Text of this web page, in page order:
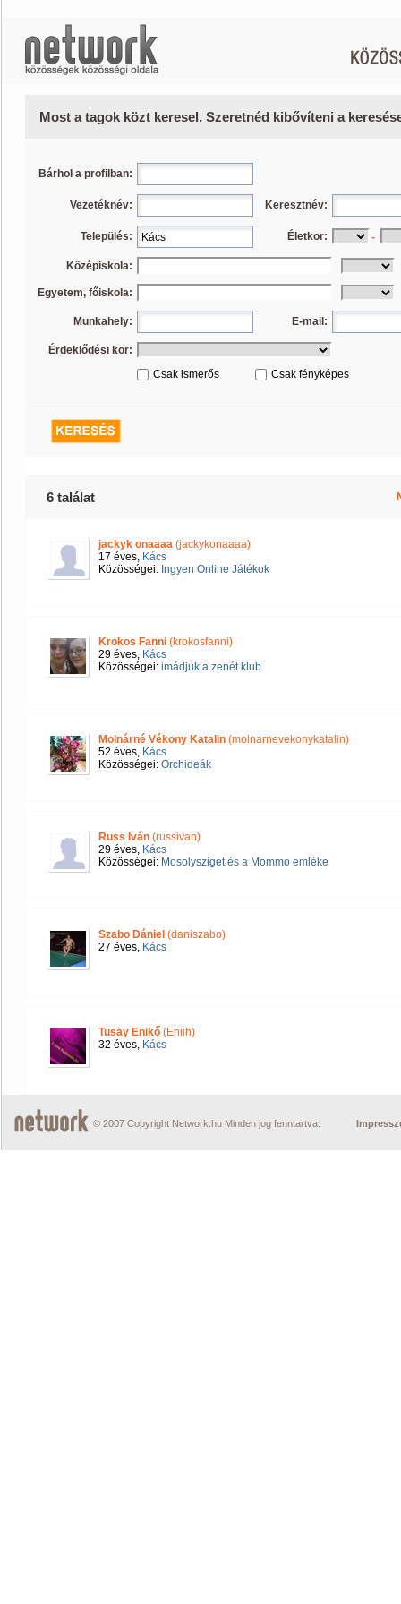
Most a tagok közt keresel. Szeretnéd kibővíteni a
Bárhol a profilban:
Vezetéknév: Keresztnév:
Település: Életkor: -
Középiskola:
Egyetem, főiskola:
Munkahely: E-mail:
Érdeklődési kör:
Csak ismerős
Csak fényképes
6 találat
jackyk onaaaa (jackykonaaaa)
17 éves, Kács
Közösségei: Ingyen Online Játékok
Krokos Fanni (krokosfanni)
29 éves, Kács
Közösségei: imádjuk a zenét klub
Molnárné Vékony Katalin (molnarnevekonykatalin)
52 éves, Kács
Közösségei: Orchideák
Russ Iván (russivan)
29 éves, Kács
Közösségei: Mosolysziget és a Mommo emléke
Szabo Dániel (daniszabo)
27 éves, Kács
Tusay Enikő (Eniih)
32 éves, Kács
© 2007 Copyright Network.hu Minden jog fenntartva.